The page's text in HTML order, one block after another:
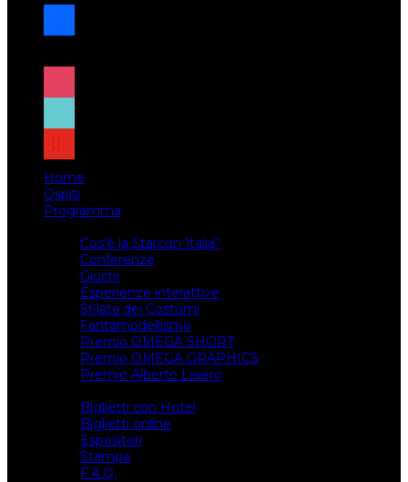
facebook
x
instagram
tiktok
youtube
Home
Ospiti
Programma
Cos’è la Starcon Italia?
Conferenze
Giochi
Esperienze interattive
Sfilata dei Costumi
Fantamodellismo
Premio OMEGA SHORT
Premio OMEGA GRAPHICS
Premio Alberto Lisiero
Biglietti con Hotel
Biglietti online
Espositori
Stampa
F.A.Q.